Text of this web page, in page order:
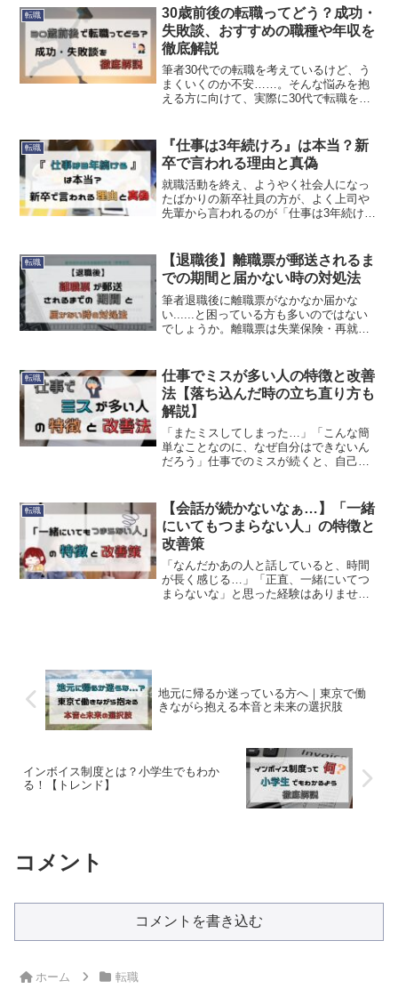
た秘訣についてお教えいたします😆1. 自
炊を習慣化Reed More...
転職
30歳前後の転職ってどう？成功・
失敗談、おすすめの職種や年収を
徹底解説
筆者30代での転職を考えているけど、う
まくいくのか不安……。そんな悩みを抱
える方に向けて、実際に30代で転職を経
情報をもとに、転職活動の期間、ハロー
ワークの面接Reed More...
転職
『仕事は3年続けろ』は本当？新
卒で言われる理由と真偽
就職活動を終え、ようやく社会人になっ
たばかりの新卒社員の方が、よく上司や
先輩から言われるのが「仕事は3年続け
る方も多いのではないでしょうか。この
記事では、「仕事は3年Reed More...
転職
【退職後】離職票が郵送されるま
での期間と届かない時の対処法
筆者退職後に離職票がなかなか届かな
い......と困っている方も多いのではない
でしょうか。離職票は失業保険・再就職
離職票が届くまでの目安や届かない原
因・対処法について詳Reed More...
転職
仕事でミスが多い人の特徴と改善
法【落ち込んだ時の立ち直り方も
解説】
「またミスしてしまった…」「こんな簡
単なことなのに、なぜ自分はできないん
だろう」仕事でのミスが続くと、自己嫌
内容でわかること＞・仕事でミスしやす
い人の特徴・具体的なReed More...
転職
【会話が続かないなぁ…】「一緒
にいてもつまらない人」の特徴と
改善策
「なんだかあの人と話していると、時間
が長く感じる…」「正直、一緒にいてつ
まらないな」と思った経験はありません
地元に帰るか迷っている方へ｜東京で働
きながら抱える本音と未来の選択肢
インボイス制度とは？小学生でもわか
る！【トレンド】
コメント
コメントを書き込む
ホーム 転職